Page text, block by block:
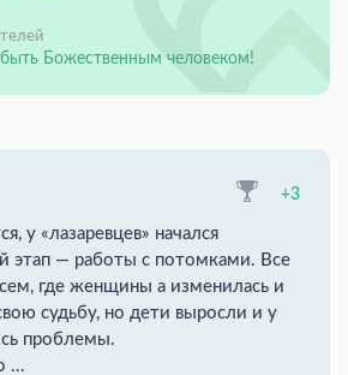
Божественным человеком!
+3
у «лазаревцев» начался
этап — работы с потомками. Все
где женщины а изменилась и
судьбу, но дети выросли и у
проблемы.
...